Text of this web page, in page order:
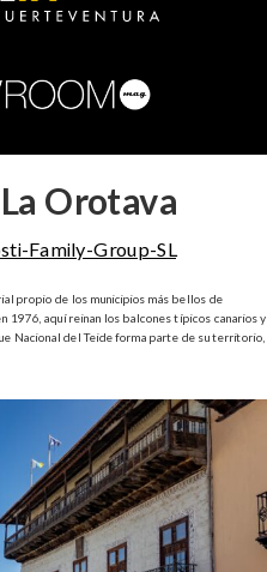
Orotava
Family-Group-SL
propio de los municipios más bellos de
aquí reinan los balcones típicos canarios y
Nacional del Teide forma parte de su territorio,